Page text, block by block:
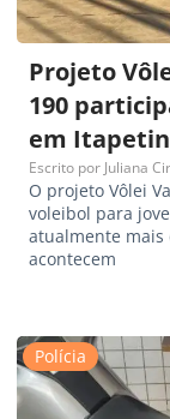
Projeto
190
em
Escrito por Juliana
O projeto Vôlei
voleibol para
atualmente mais
acontecem
Polícia